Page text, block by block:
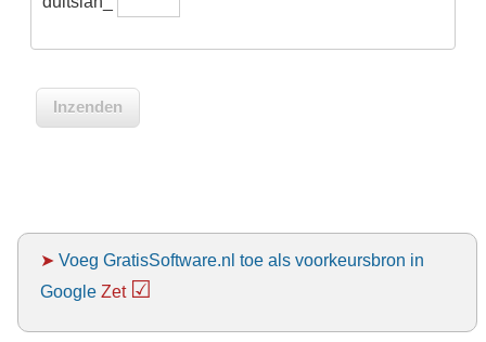
➤ Voeg GratisSoftware.nl toe als voorkeursbron in
Google Zet ☑